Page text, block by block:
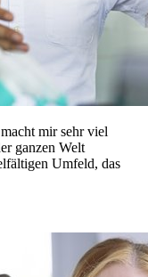
mir sehr viel
ganzen Welt
Umfeld, das